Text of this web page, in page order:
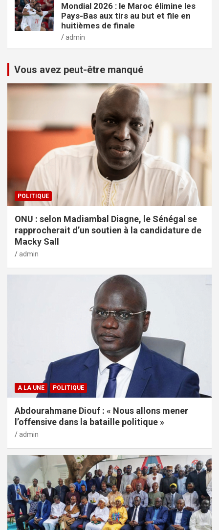
Mondial 2026 : le Maroc élimine les
Pays-Bas aux tirs au but et file en
huitièmes de finale
admin
Vous avez peut-être manqué
POLITIQUE
ONU : selon Madiambal Diagne, le Sénégal se
rapprocherait d’un soutien à la candidature de
Macky Sall
admin
A LA UNE POLITIQUE
Abdourahmane Diouf : « Nous allons mener
l’offensive dans la bataille politique »
admin